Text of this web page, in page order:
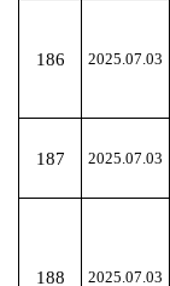
186 2025.07.03
187 2025.07.03
188 2025.07.03